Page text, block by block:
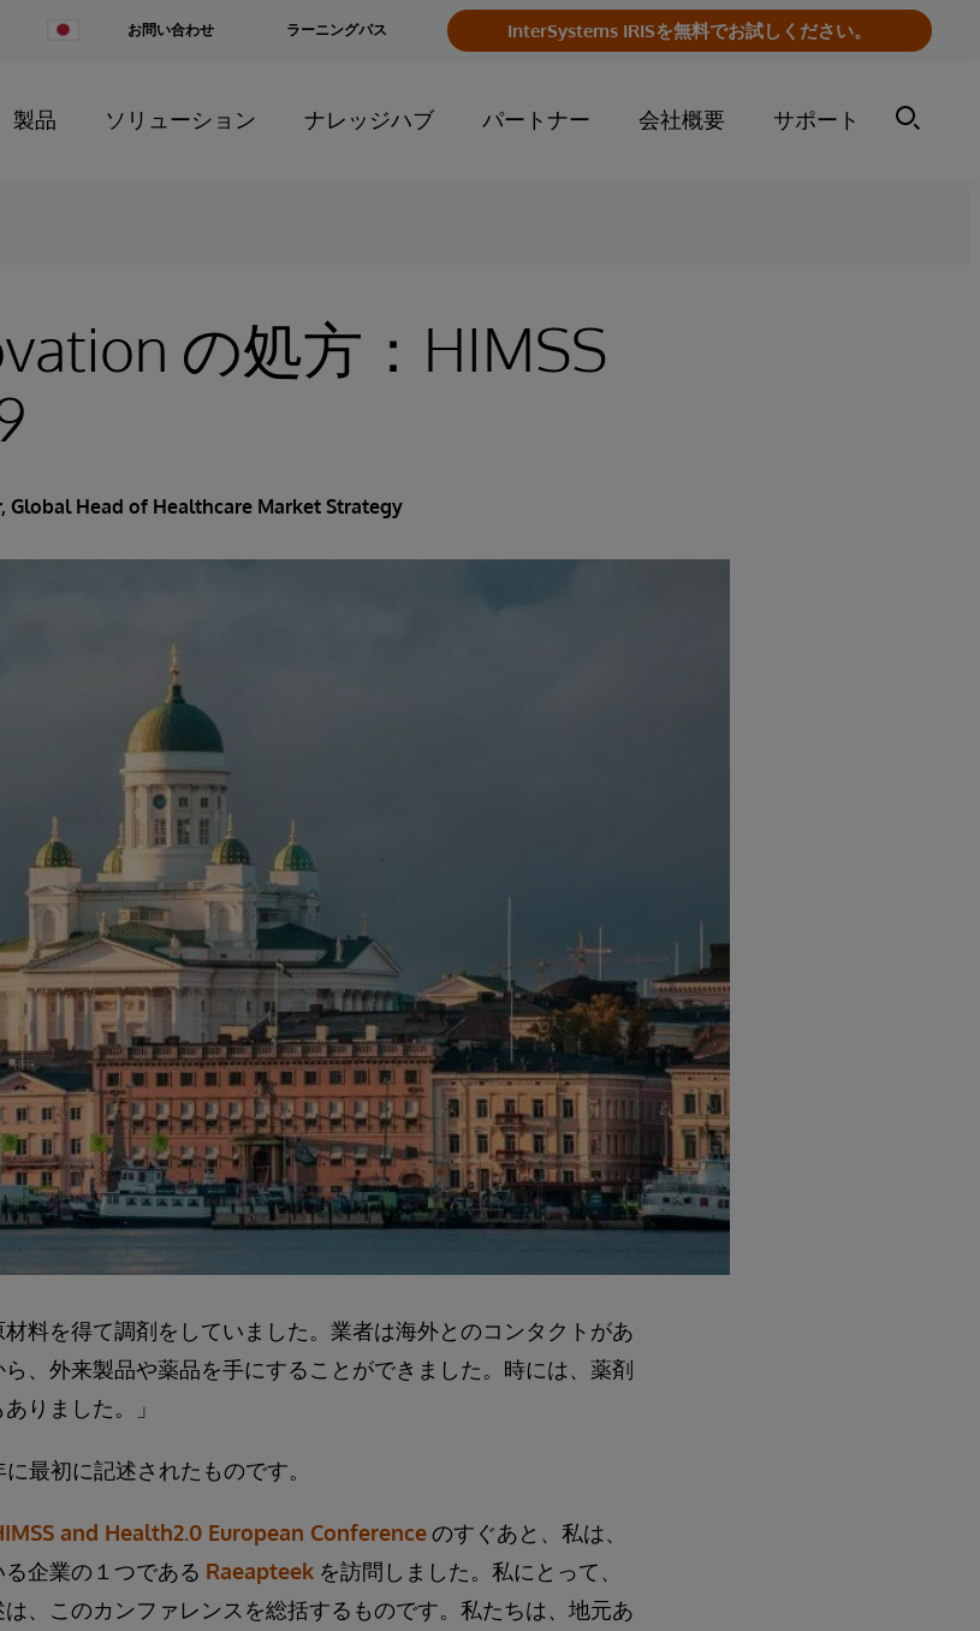
Change
お問い合わせ InterSystems IRISを無料でお試しください。
ラーニングパス
製品 ソリューション ナレッジハブ パートナー 会社概要 サポート
の処方：HIMSS
, Global Head of Healthcare Market Strategy
材料を得て調剤をしていました。業者は海外とのコンタクトがあ
、外来製品や薬品を手にすることができました。時には、薬剤
りました。」
最初に記述されたものです。
and Health2.0 European Conferenceのすぐあと、私は、
企業の１つである Raeapteek を訪問しました。私にとって、
、このカンファレンスを総括するものです。私たちは、地元あ